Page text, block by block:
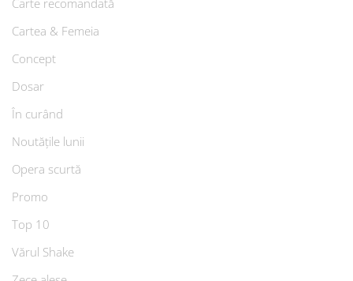
Carte recomandată
Cartea & Femeia
Concept
Dosar
În curând
Noutățile lunii
Opera scurtă
Promo
Top 10
Vărul Shake